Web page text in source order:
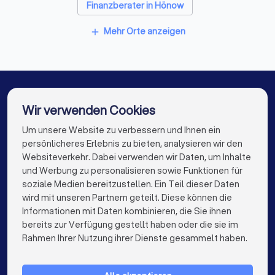
Finanzberater in Hönow
Finanzberater in Schönefeld
Finanzberater in Berlin Kreuzberg
Finanzberater in Zepernick
Finanzberater in Hamburg
Finanzberater in München
Finanzberater in Köln
Finanzberater in Frankfurt am Main
Finanzberater in Stuttgart
add Mehr Orte anzeigen
Die besten Finanzberater für Sie
info@trustlocal.de
FÜR PRIVATPERSONEN
Wir verwenden Cookies
Um unsere Website zu verbessern und Ihnen ein
persönlicheres Erlebnis zu bieten, analysieren wir den
Websiteverkehr. Dabei verwenden wir Daten, um Inhalte
und Werbung zu personalisieren sowie Funktionen für
soziale Medien bereitzustellen. Ein Teil dieser Daten
wird mit unseren Partnern geteilt. Diese können die
Informationen mit Daten kombinieren, die Sie ihnen
bereits zur Verfügung gestellt haben oder die sie im
Rahmen Ihrer Nutzung ihrer Dienste gesammelt haben.